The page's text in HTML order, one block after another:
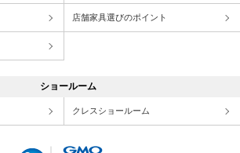
店舗家具選びのポイント
ショールーム
クレスショールーム